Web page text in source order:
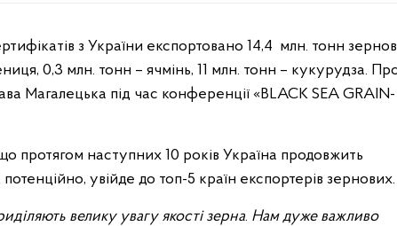
0,3 млн. тонн – ячмінь, 11 млн. тонн – кукурудза.
Магалецька під час конференції «BLACK SEA GRAIN-
протягом наступних 10 років Україна продовжить
увійде до топ-5 країн експортерів зернових.
велику увагу якості зерна. Нам дуже важливо